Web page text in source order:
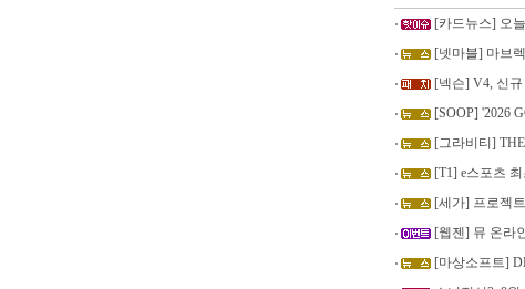
[카드뉴스] 오
[넷마블] 마브
[넥슨] V4, 신규
[SOOP] '2026
[그라비티]
[T1] e스포츠
[세가] 프로젝
[웹젠] 뮤 온라
[마상소프트]